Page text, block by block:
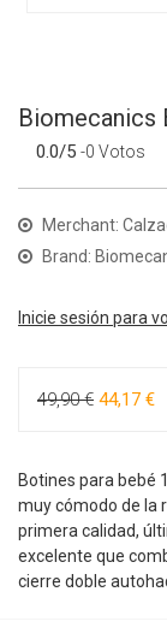
Biomecanics
0.0/5 -0 Votos
Merchant:
Brand:
Inicie sesión para
49,90 € 44,17 €
Botines para bebé
muy cómodo de la
primera calidad,
excelente que
cierre doble